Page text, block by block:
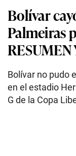
Bolívar
Palmeiras
RESUMEN
Bolívar no pudo
en el estadio
G de la Copa